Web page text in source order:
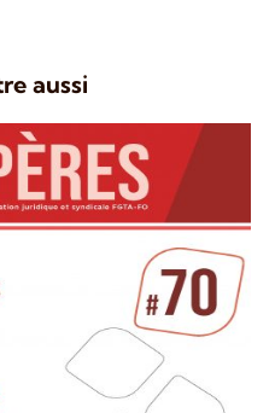
aussi